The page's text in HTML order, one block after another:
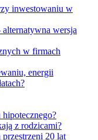
inwestowaniu w
wersja
w firmach
energii
z rodzicami?
20 lat